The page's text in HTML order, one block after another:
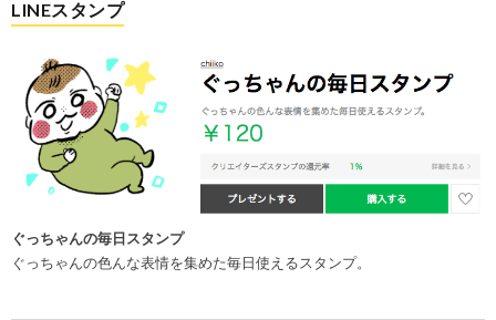
LINEスタンプ
ぐっちゃんの毎日スタンプ
ぐっちゃんの色んな表情を集めた毎日使えるスタンプ。